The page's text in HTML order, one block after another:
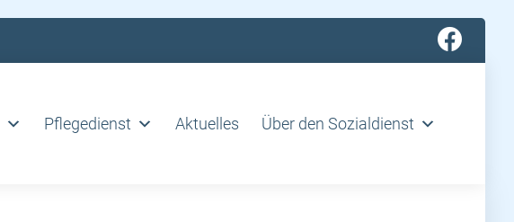
Pflegedienst Aktuelles Über den Sozialdienst